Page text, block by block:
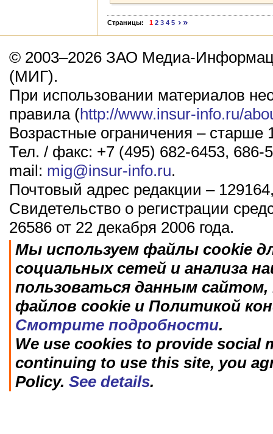
Страницы: 1 2 3 4 5
© 2003–2026 ЗАО Медиа-
(МИГ).
При использовании материалов
правила (http://www.insur-info.ru/
Возрастные ограничения – старше
Тел. / факс: +7 (495) 682-6453, 686-
mail: mig@insur-info.ru.
Почтовый адрес редакции –
Свидетельство о регистрации
26586 от 22 декабря 2006 года.
Мы используем файлы cookie
социальных сетей и анализа
пользоваться данным
файлов cookie и Политикой
Смотрите подробности.
We use cookies to provide social
continuing to use this site, you
Policy. See details.